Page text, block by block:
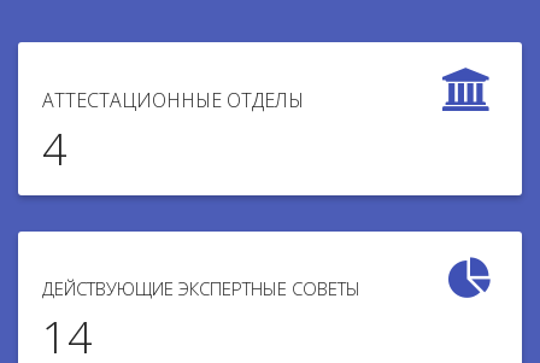
АТТЕСТАЦИОННЫЕ ОТДЕЛЫ
4
ДЕЙСТВУЮЩИЕ ЭКСПЕРТНЫЕ СОВЕТЫ
14